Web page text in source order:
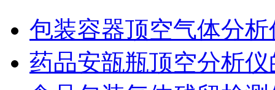
包装容器顶空气体分
药品安瓿瓶顶空分析